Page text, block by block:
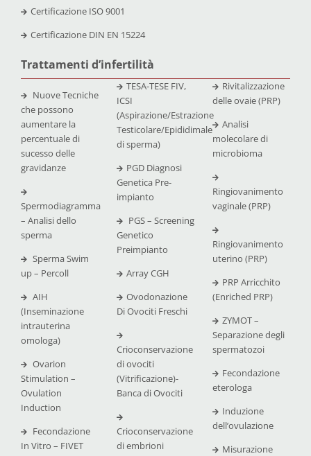
Certificazione ISO 9001
Certificazione DIN EN 15224
Trattamenti d’infertilità
Nuove Tecniche
che possono
aumentare la
percentuale di
sucesso delle
gravidanze
Spermodiagramma
– Analisi dello
sperma
Sperma Swim
up – Percoll
AIH
(Inseminazione
intrauterina
omologa)
Ovarion
Stimulation –
Ovulation
Induction
Fecondazione
In Vitro – FIVET
TESA-TESE FIV,
ICSI
(Aspirazione/Estrazione
Testicolare/Epididimale
di sperma)
PGD Diagnosi
Genetica Pre-
impianto
PGS – Screening
Genetico
Preimpianto
Array CGH
Ovodonazione
Di Ovociti Freschi
Crioconservazione
di ovociti
(Vitrificazione)-
Banca di Ovociti
Crioconservazione
di embrioni
Rivitalizzazione
delle ovaie (PRP)
Analisi
molecolare di
microbioma
Ringiovanimento
vaginale (PRP)
Ringiovanimento
uterino (PRP)
PRP Arricchito
(Enriched PRP)
ZYMOT –
Separazione degli
spermatozoi
Fecondazione
eterologa
Induzione
dell’ovulazione
Misurazione